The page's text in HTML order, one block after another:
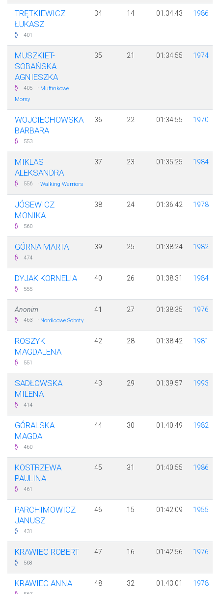
TRĘTKIEWICZ
ŁUKASZ
401
34 14 01:34:43 1986
MUSZKIET-
SOBAŃSKA
AGNIESZKA
405 · Muffinkowe
Morsy
35 21 01:34:55 1974
WOJCIECHOWSKA
BARBARA
553
36 22 01:34:55 1970
MIKLAS
ALEKSANDRA
556 · Walking Warriors
37 23 01:35:25 1984
JÓSEWICZ
MONIKA
560
38 24 01:36:42 1978
GÓRNA MARTA
474
39 25 01:38:24 1982
DYJAK KORNELIA
555
40 26 01:38:31 1984
Anonim
463 · Nordicowe Soboty
41 27 01:38:35 1976
ROSZYK
MAGDALENA
551
42 28 01:38:42 1981
SADŁOWSKA
MILENA
414
43 29 01:39:57 1993
GÓRALSKA
MAGDA
460
44 30 01:40:49 1982
KOSTRZEWA
PAULINA
461
45 31 01:40:55 1986
PARCHIMOWICZ
JANUSZ
431
46 15 01:42:09 1955
KRAWIEC ROBERT
568
47 16 01:42:56 1976
KRAWIEC ANNA 48 32 01:43:01 1978